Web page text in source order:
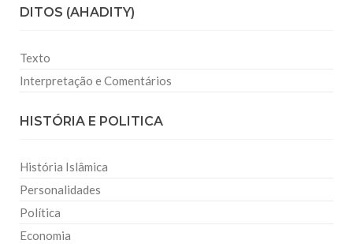
DITOS (AHADITY)
Texto
Interpretação e Comentários
HISTÓRIA E POLITICA
História Islâmica
Personalidades
Política
Economia